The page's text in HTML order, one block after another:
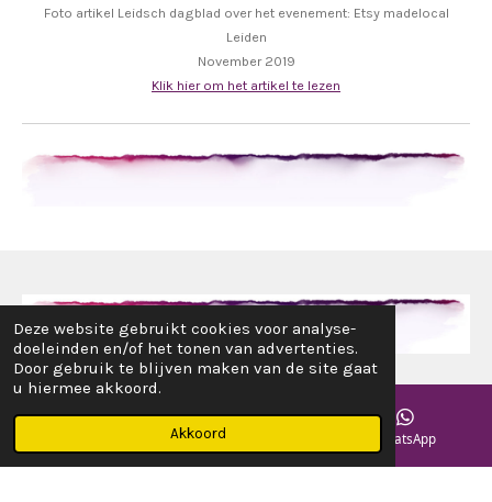
Deze website gebruikt cookies voor analyse-
doeleinden en/of het tonen van advertenties.
Door gebruik te blijven maken van de site gaat
u hiermee akkoord.
Akkoord
Foto artikel Leidsch dagblad over het evenement: Etsy madelocal
Leiden
November 2019
Klik hier om het artikel te lezen
© 2017 - 2024 www.alotofrosie.nl
Instagram WhatsApp